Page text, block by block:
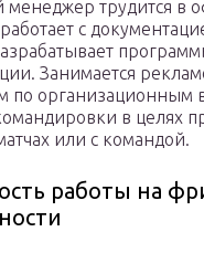
трудится в
с
Занимается
по организационным
в целях
или с командой.
работы на